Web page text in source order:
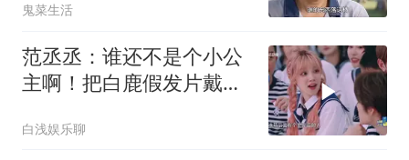
鬼菜生活
范丞丞：谁还不是个小公
主啊！把白鹿假发片戴自
活了
白浅娱乐聊